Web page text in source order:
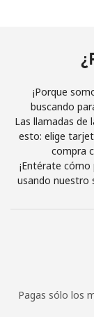
¡Porque
buscando
Las llamadas de
esto: elige
compra
¡Entérate
usando nuestro
Pagas sólo los